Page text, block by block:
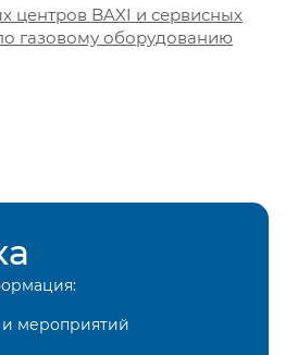
центров BAXI и сервисных
газовому оборудованию
мероприятий